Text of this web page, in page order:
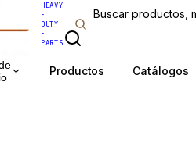
HEAVY
·
DUTY
·
PARTS
Productos Catálogos